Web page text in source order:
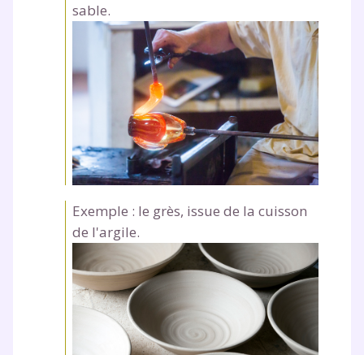
sable.
Exemple : le grès, issue de la cuisson
de l'argile.